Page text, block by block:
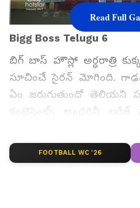
Bigg Boss Telugu 6
బిగ్ బాస్ హౌస్లో అర్ధరాత్రి
సూచించే సైరన్ మోగింది.
ఏం జరుగుతుందో తెలియని
కంటెస్టెంట్స్ అందరినీ
గూగుల్‌లో ఆసక్తికరమైన
Read Full
FOOTBALL WC '26